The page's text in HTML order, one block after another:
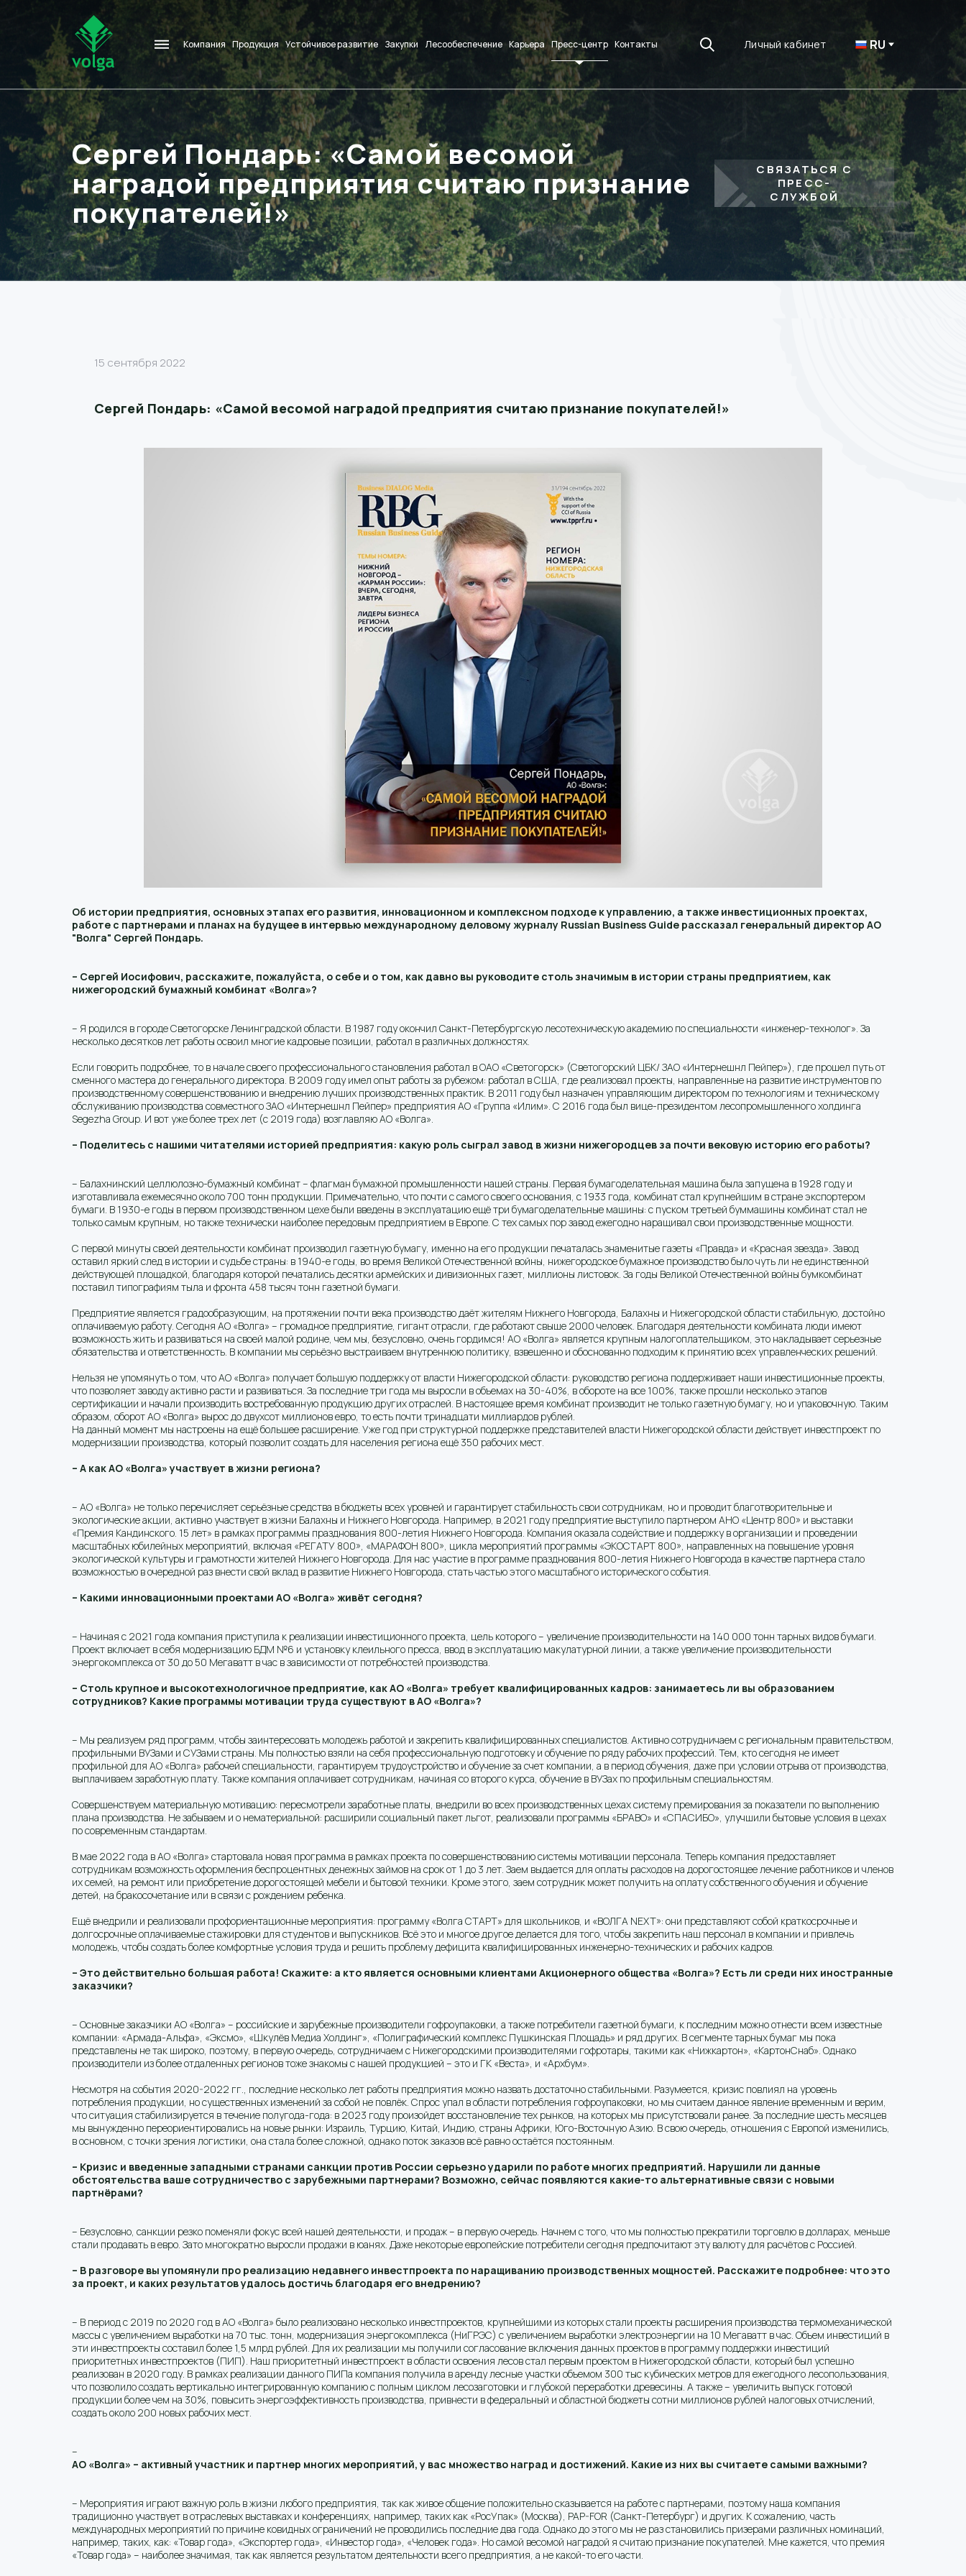
Компания Продукция Устойчивое развитие Закупки Лесообеспечение Карьера Пресс-центр Контакты Личный кабинет RU
Сергей Пондарь: «Самой весомой
наградой предприятия считаю признание
покупателей!»
СВЯЗАТЬСЯ С
ПРЕСС-
СЛУЖБОЙ
15 сентября 2022
Сергей Пондарь: «Самой весомой наградой предприятия считаю признание покупателей!»
Об истории предприятия, основных этапах его развития, инновационном и комплексном подходе к управлению, а также инвестиционных проектах,
работе с партнерами и планах на будущее в интервью международному деловому журналу Russian Business Guide рассказал генеральный директор АО
"Волга" Сергей Пондарь.
– Сергей Иосифович, расскажите, пожалуйста, о себе и о том, как давно вы руководите столь значимым в истории страны предприятием, как
нижегородский бумажный комбинат «Волга»?
– Я родился в городе Светогорске Ленинградской области. В 1987 году окончил Санкт-Петербургскую лесотехническую академию по специальности «инженер-технолог». За
несколько десятков лет работы освоил многие кадровые позиции, работал в различных должностях.
Если говорить подробнее, то в начале своего профессионального становления работал в ОАО «Светогорск» (Светогорский ЦБК/ ЗАО «Интернешнл Пейпер»), где прошел путь от
сменного мастера до генерального директора. В 2009 году имел опыт работы за рубежом: работал в США, где реализовал проекты, направленные на развитие инструментов по
производственному совершенствованию и внедрению лучших производственных практик. В 2011 году был назначен управляющим директором по технологиям и техническому
обслуживанию производства совместного ЗАО «Интернешнл Пейпер» предприятия АО «Группа «Илим». С 2016 года был вице-президентом лесопромышленного холдинга
Segezha Group. И вот уже более трех лет (с 2019 года) возглавляю АО «Волга».
– Поделитесь с нашими читателями историей предприятия: какую роль сыграл завод в жизни нижегородцев за почти вековую историю его работы?
– Балахнинский целлюлозно-бумажный комбинат – флагман бумажной промышленности нашей страны. Первая бумагоделательная машина была запущена в 1928 году и
изготавливала ежемесячно около 700 тонн продукции. Примечательно, что почти с самого своего основания, с 1933 года, комбинат стал крупнейшим в стране экспортером
бумаги. В 1930-е годы в первом производственном цехе были введены в эксплуатацию ещё три бумагоделательные машины: с пуском третьей буммашины комбинат стал не
только самым крупным, но также технически наиболее передовым предприятием в Европе. С тех самых пор завод ежегодно наращивал свои производственные мощности.
С первой минуты своей деятельности комбинат производил газетную бумагу, именно на его продукции печаталась знаменитые газеты «Правда» и «Красная звезда». Завод
оставил яркий след в истории и судьбе страны: в 1940-е годы, во время Великой Отечественной войны, нижегородское бумажное производство было чуть ли не единственной
действующей площадкой, благодаря которой печатались десятки армейских и дивизионных газет, миллионы листовок. За годы Великой Отечественной войны бумкомбинат
поставил типографиям тыла и фронта 458 тысяч тонн газетной бумаги.
Предприятие является градообразующим, на протяжении почти века производство даёт жителям Нижнего Новгорода, Балахны и Нижегородской области стабильную, достойно
оплачиваемую работу. Сегодня АО «Волга» – громадное предприятие, гигант отрасли, где работают свыше 2000 человек. Благодаря деятельности комбината люди имеют
возможность жить и развиваться на своей малой родине, чем мы, безусловно, очень гордимся! АО «Волга» является крупным налогоплательщиком, это накладывает серьезные
обязательства и ответственность. В компании мы серьёзно выстраиваем внутреннюю политику, взвешенно и обоснованно подходим к принятию всех управленческих решений.
Нельзя не упомянуть о том, что АО «Волга» получает большую поддержку от власти Нижегородской области: руководство региона поддерживает наши инвестиционные проекты,
что позволяет заводу активно расти и развиваться. За последние три года мы выросли в объемах на 30-40%, в обороте на все 100%, также прошли несколько этапов
сертификации и начали производить востребованную продукцию других отраслей. В настоящее время комбинат производит не только газетную бумагу, но и упаковочную. Таким
образом, оборот АО «Волга» вырос до двухсот миллионов евро, то есть почти тринадцати миллиардов рублей.
На данный момент мы настроены на ещё большее расширение. Уже год при структурной поддержке представителей власти Нижегородской области действует инвестпроект по
модернизации производства, который позволит создать для населения региона ещё 350 рабочих мест.
– А как АО «Волга» участвует в жизни региона?
– АО «Волга» не только перечисляет серьёзные средства в бюджеты всех уровней и гарантирует стабильность свои сотрудникам, но и проводит благотворительные и
экологические акции, активно участвует в жизни Балахны и Нижнего Новгорода. Например, в 2021 году предприятие выступило партнером АНО «Центр 800» и выставки
«Премия Кандинского. 15 лет» в рамках программы празднования 800-летия Нижнего Новгорода. Компания оказала содействие и поддержку в организации и проведении
масштабных юбилейных мероприятий, включая «РЕГАТУ 800», «МАРАФОН 800», цикла мероприятий программы «ЭКОСТАРТ 800», направленных на повышение уровня
экологической культуры и грамотности жителей Нижнего Новгорода. Для нас участие в программе празднования 800-летия Нижнего Новгорода в качестве партнера стало
возможностью в очередной раз внести свой вклад в развитие Нижнего Новгорода, стать частью этого масштабного исторического события.
– Какими инновационными проектами АО «Волга» живёт сегодня?
– Начиная с 2021 года компания приступила к реализации инвестиционного проекта, цель которого – увеличение производительности на 140 000 тонн тарных видов бумаги.
Проект включает в себя модернизацию БДМ №6 и установку клеильного пресса, ввод в эксплуатацию макулатурной линии, а также увеличение производительности
энергокомплекса от 30 до 50 Мегаватт в час в зависимости от потребностей производства.
– Столь крупное и высокотехнологичное предприятие, как АО «Волга» требует квалифицированных кадров: занимаетесь ли вы образованием
сотрудников? Какие программы мотивации труда существуют в АО «Волга»?
– Мы реализуем ряд программ, чтобы заинтересовать молодежь работой и закрепить квалифицированных специалистов. Активно сотрудничаем с региональным правительством,
профильными ВУЗами и СУЗами страны. Мы полностью взяли на себя профессиональную подготовку и обучение по ряду рабочих профессий. Тем, кто сегодня не имеет
профильной для АО «Волга» рабочей специальности, гарантируем трудоустройство и обучение за счет компании, а в период обучения, даже при условии отрыва от производства,
выплачиваем заработную плату. Также компания оплачивает сотрудникам, начиная со второго курса, обучение в ВУЗах по профильным специальностям.
Совершенствуем материальную мотивацию: пересмотрели заработные платы, внедрили во всех производственных цехах систему премирования за показатели по выполнению
плана производства. Не забываем и о нематериальной: расширили социальный пакет льгот, реализовали программы «БРАВО» и «СПАСИБО», улучшили бытовые условия в цехах
по современным стандартам.
В мае 2022 года в АО «Волга» стартовала новая программа в рамках проекта по совершенствованию системы мотивации персонала. Теперь компания предоставляет
сотрудникам возможность оформления беспроцентных денежных займов на срок от 1 до 3 лет. Заем выдается для оплаты расходов на дорогостоящее лечение работников и членов
их семей, на ремонт или приобретение дорогостоящей мебели и бытовой техники. Кроме этого, заем сотрудник может получить на оплату собственного обучения и обучение
детей, на бракосочетание или в связи с рождением ребенка.
Ещё внедрили и реализовали профориентационные мероприятия: программу «Волга СТАРТ» для школьников, и «ВОЛГА NEXT»: они представляют собой краткосрочные и
долгосрочные оплачиваемые стажировки для студентов и выпускников. Всё это и многое другое делается для того, чтобы закрепить наш персонал в компании и привлечь
молодежь, чтобы создать более комфортные условия труда и решить проблему дефицита квалифицированных инженерно-технических и рабочих кадров.
– Это действительно большая работа! Скажите: а кто является основными клиентами Акционерного общества «Волга»? Есть ли среди них иностранные
заказчики?
– Основные заказчики АО «Волга» – российские и зарубежные производители гофроупаковки, а также потребители газетной бумаги, к последним можно отнести всем известные
компании: «Армада-Альфа», «Эксмо», «Шкулёв Медиа Холдинг», «Полиграфический комплекс Пушкинская Площадь» и ряд других. В сегменте тарных бумаг мы пока
представлены не так широко, поэтому, в первую очередь, сотрудничаем с Нижегородскими производителями гофротары, такими как «Нижкартон», «КартонСнаб». Однако
производители из более отдаленных регионов тоже знакомы с нашей продукцией – это и ГК «Веста», и «Архбум».
Несмотря на события 2020-2022 гг., последние несколько лет работы предприятия можно назвать достаточно стабильными. Разумеется, кризис повлиял на уровень
потребления продукции, но существенных изменений за собой не повлёк. Спрос упал в области потребления гофроупаковки, но мы считаем данное явление временным и верим,
что ситуация стабилизируется в течение полугода-года: в 2023 году произойдет восстановление тех рынков, на которых мы присутствовали ранее. За последние шесть месяцев
мы вынужденно переориентировались на новые рынки: Израиль, Турцию, Китай, Индию, страны Африки, Юго-Восточную Азию. В свою очередь, отношения с Европой изменились,
в основном, с точки зрения логистики, она стала более сложной, однако поток заказов всё равно остаётся постоянным.
– Кризис и введенные западными странами санкции против России серьезно ударили по работе многих предприятий. Нарушили ли данные
обстоятельства ваше сотрудничество с зарубежными партнерами? Возможно, сейчас появляются какие-то альтернативные связи с новыми
партнёрами?
– Безусловно, санкции резко поменяли фокус всей нашей деятельности, и продаж – в первую очередь. Начнем с того, что мы полностью прекратили торговлю в долларах, меньше
стали продавать в евро. Зато многократно выросли продажи в юанях. Даже некоторые европейские потребители сегодня предпочитают эту валюту для расчётов с Россией.
– В разговоре вы упомянули про реализацию недавнего инвестпроекта по наращиванию производственных мощностей. Расскажите подробнее: что это
за проект, и каких результатов удалось достичь благодаря его внедрению?
– В период с 2019 по 2020 год в АО «Волга» было реализовано несколько инвестпроектов, крупнейшими из которых стали проекты расширения производства термомеханической
массы с увеличением выработки на 70 тыс. тонн, модернизация энергокомплекса (НиГРЭС) с увеличением выработки электроэнергии на 10 Мегаватт в час. Объем инвестиций в
эти инвестпроекты составил более 1,5 млрд рублей. Для их реализации мы получили согласование включения данных проектов в программу поддержки инвестиций
приоритетных инвестпроектов (ПИП). Наш приоритетный инвестпроект в области освоения лесов стал первым проектом в Нижегородской области, который был успешно
реализован в 2020 году. В рамках реализации данного ПИПа компания получила в аренду лесные участки объемом 300 тыс кубических метров для ежегодного лесопользования,
что позволило создать вертикально интегрированную компанию с полным циклом лесозаготовки и глубокой переработки древесины. А также – увеличить выпуск готовой
продукции более чем на 30%, повысить энергоэффективность производства, привнести в федеральный и областной бюджеты сотни миллионов рублей налоговых отчислений,
создать около 200 новых рабочих мест.
–
АО «Волга» – активный участник и партнер многих мероприятий, у вас множество наград и достижений. Какие из них вы считаете самыми важными?
– Мероприятия играют важную роль в жизни любого предприятия, так как живое общение положительно сказывается на работе с партнерами, поэтому наша компания
традиционно участвует в отраслевых выставках и конференциях, например, таких как «РосУпак» (Москва), PAP-FOR (Санкт-Петербург) и других. К сожалению, часть
международных мероприятий по причине ковидных ограничений не проводились последние два года. Однако до этого мы не раз становились призерами различных номинаций,
например, таких, как: «Товар года», «Экспортер года», «Инвестор года», «Человек года». Но самой весомой наградой я считаю признание покупателей. Мне кажется, что премия
«Товар года» – наиболее значимая, так как является результатом деятельности всего предприятия, а не какой-то его части.